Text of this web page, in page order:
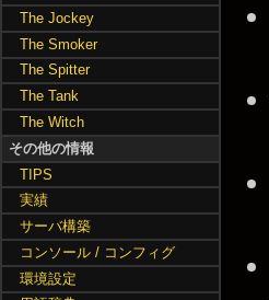
The Jockey
The Smoker
The Spitter
The Tank
The Witch
その他の情報
TIPS
実績
サーバ構築
コンソール / コンフィグ
環境設定